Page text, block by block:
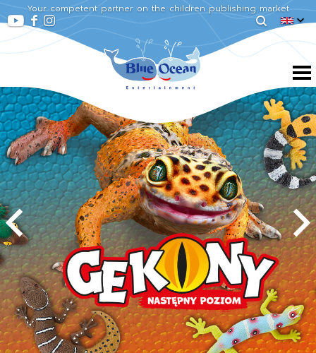
Your competent partner on the children publishing market